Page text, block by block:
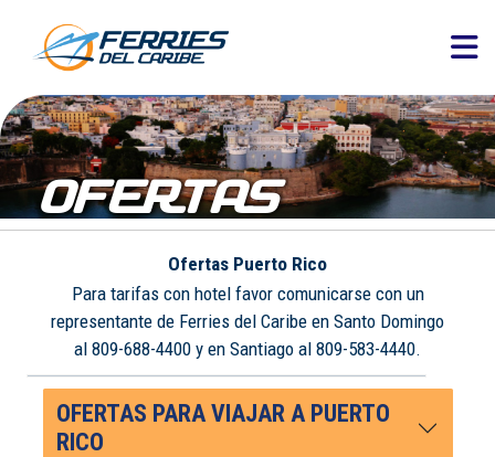
OFERTAS
Ofertas Puerto Rico
Para tarifas con hotel favor comunicarse con un
representante de Ferries del Caribe en Santo Domingo
al 809-688-4400 y en Santiago al 809-583-4440.
OFERTAS PARA VIAJAR A PUERTO
RICO